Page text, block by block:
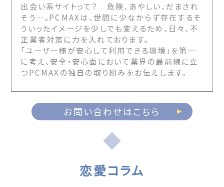
出会い系サイトって？ 危険、あやしい、だまされ
そう…。PCMAXは、世間に少なからず存在するそ
ういったイメージを少しでも変えるため、日々、不
正業者対策に力を入れております。
「ユーザー様が安心して利用できる環境」を第一
に考え、安全・安心面において業界の最前線に立
つPCMAXの独自の取り組みをお伝えします。
お問い合わせはこちら
恋愛コラム